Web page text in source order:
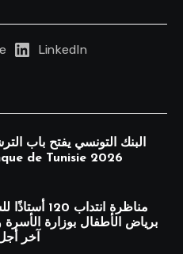
LinkedIn
البنك التونسي يفتح باب
de Tunisie 2026
برياض الأطفال بوزارة الأسرة
آخر أجل